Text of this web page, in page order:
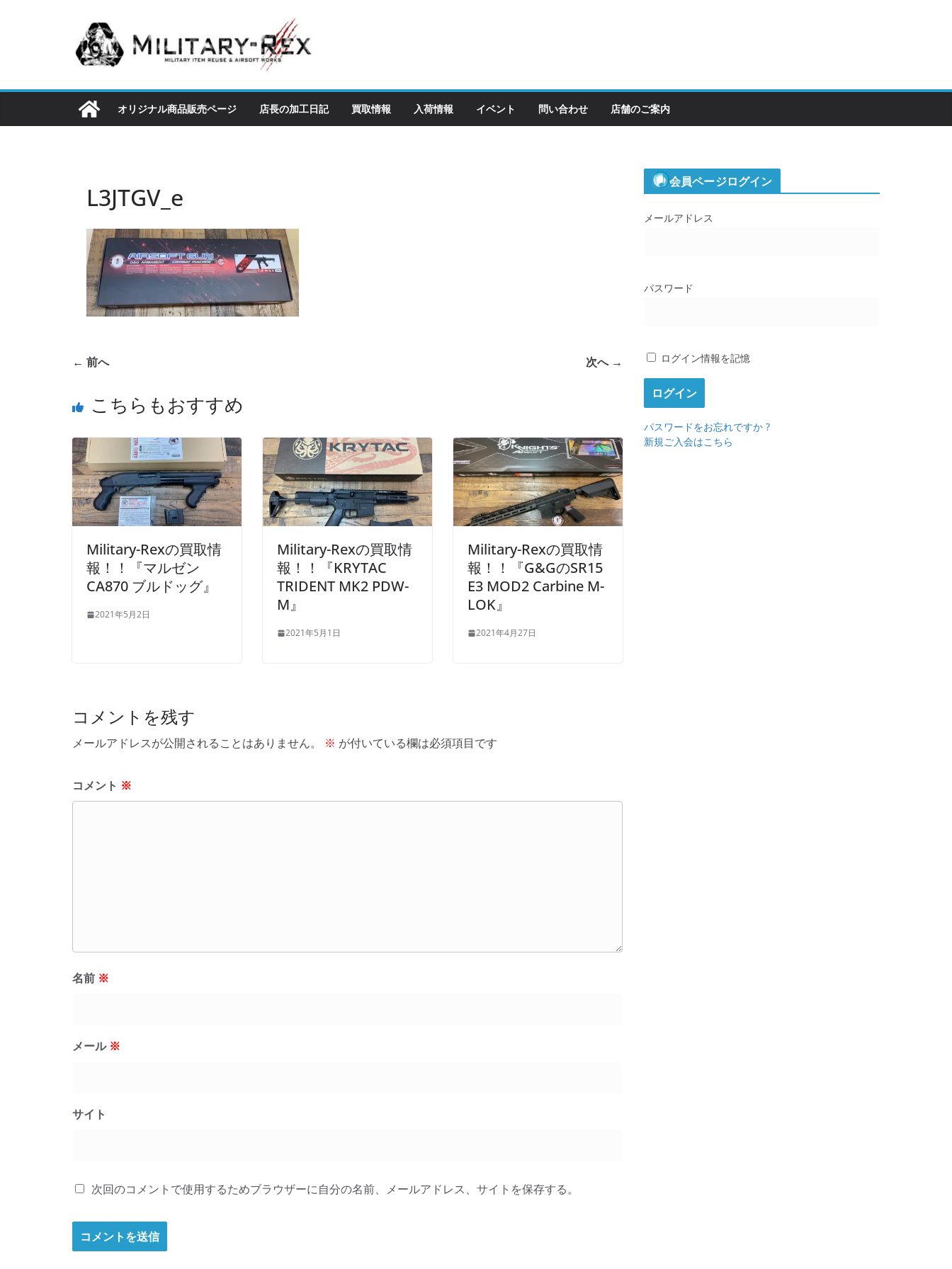
ツ
ス
オリジナル商品販売ページ 店長の加工日記 買取情報 入荷情報 イベント 問い合わせ 店舗のご案内
L3JTGV_e
← 前へ 次へ →
こちらもおすすめ
Military-Rexの買取情
報！！『マルゼン
CA870 ブルドッグ』
2021年5月2日
Military-Rexの買取情
報！！『KRYTAC
TRIDENT MK2 PDW-
M』
2021年5月1日
Military-Rexの買取情
報！！『G&GのSR15
E3 MOD2 Carbine M-
LOK』
2021年4月27日
コメントを残す
メールアドレスが公開されることはありません。 ※ が付いている欄は必須項目です
コメント ※
名前 ※
メール ※
サイト
次回のコメントで使用するためブラウザーに自分の名前、メールアドレス、サイトを保存する。
会員ページログイン
メールアドレス
パスワード
ログイン情報を記憶
パスワードをお忘れですか ?
新規ご入会はこちら